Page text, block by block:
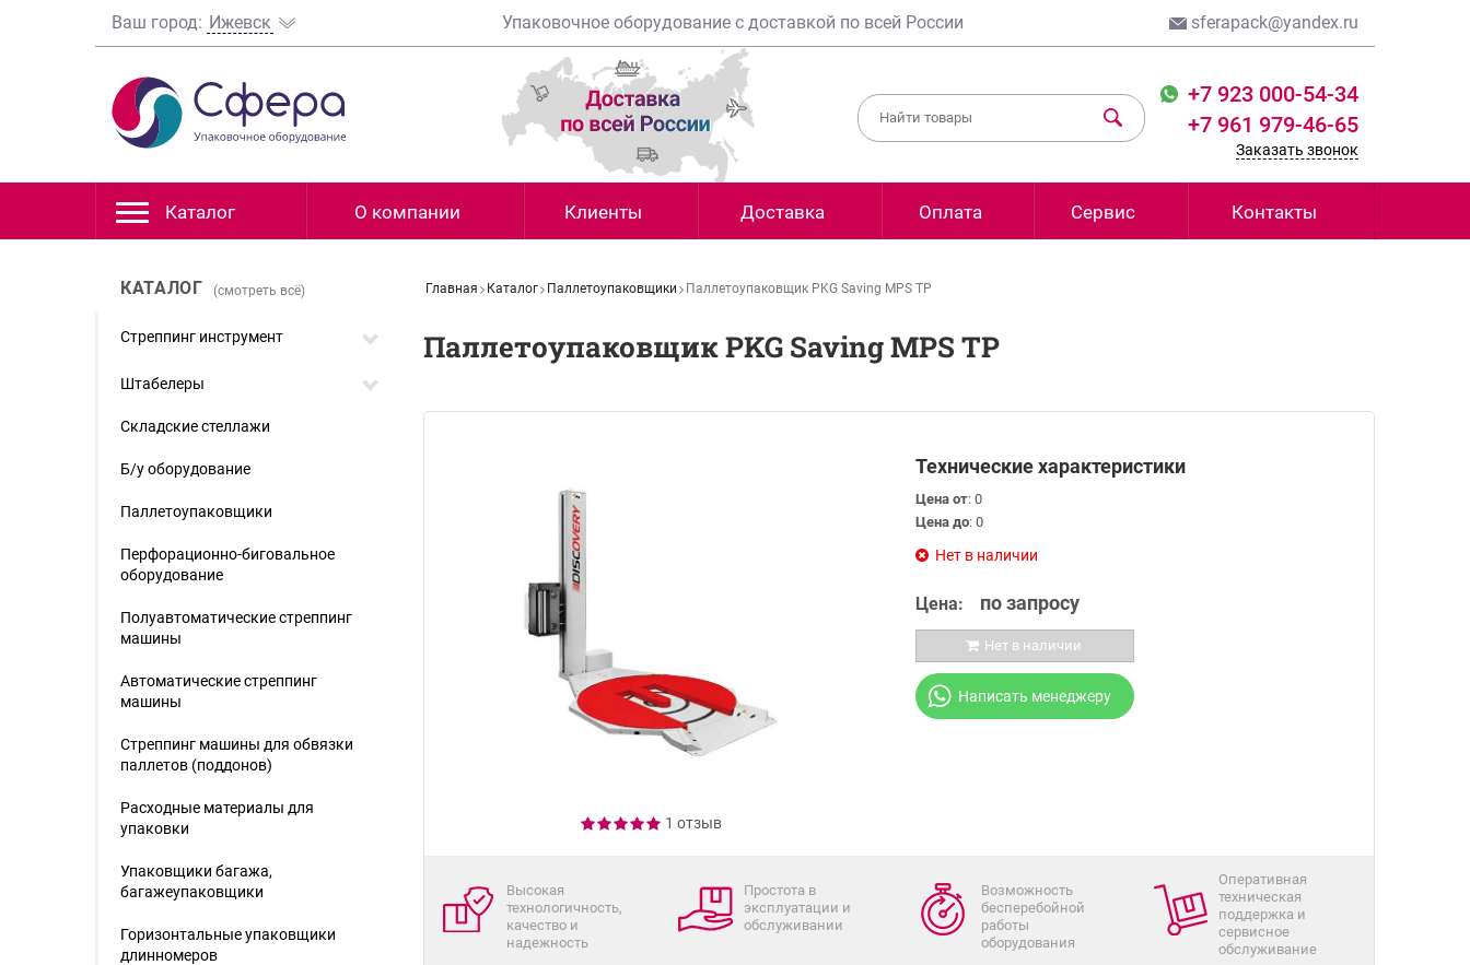
Ваш город: Ижевск Упаковочное оборудование с доставкой по всей России sferapack@yandex.ru
+7 923 000-54-34
+7 961 979-46-65
Заказать звонок
Каталог О компании Клиенты Доставка Оплата Сервис Контакты
Главная Каталог Паллетоупаковщики Паллетоупаковщик PKG Saving MPS TP
Паллетоупаковщик PKG Saving MPS TP
1 отзыв
Технические характеристики
Цена от: 0
Цена до: 0
Нет в наличии
Цена: по запросу
Нет в наличии
Написать менеджеру
Высокая
технологичность,
качество и
надежность
Простота в
эксплуатации и
обслуживании
Возможность
бесперебойной
работы
оборудования
Оперативная
техническая
поддержка и
сервисное
обслуживание
КАТАЛОГ (смотреть всё)
Стреппинг инструмент
Штабелеры
Складские стеллажи
Б/у оборудование
Паллетоупаковщики
Перфорационно-биговальное
оборудование
Полуавтоматические стреппинг
машины
Автоматические стреппинг
машины
Стреппинг машины для обвязки
паллетов (поддонов)
Расходные материалы для
упаковки
Упаковщики багажа,
багажеупаковщики
Горизонтальные упаковщики
длинномеров